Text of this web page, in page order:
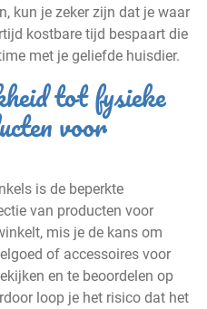
kun je zeker zijn dat je waar
kostbare tijd bespaart die
met je geliefde huisdier.
tot fysieke
voor
is de beperkte
van producten voor
mis je de kans om
of accessoires voor
en te beoordelen op
loop je het risico dat het